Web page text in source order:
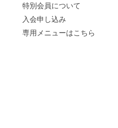
特別会員について
入会申し込み
専用メニューはこちら